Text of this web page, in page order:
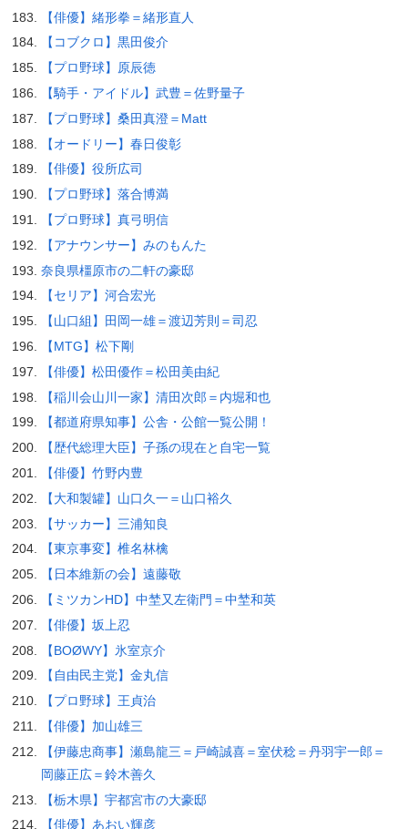
【俳優】緒形拳＝緒形直人
【コブクロ】黒田俊介
【プロ野球】原辰徳
【騎手・アイドル】武豊＝佐野量子
【プロ野球】桑田真澄＝Matt
【オードリー】春日俊彰
【俳優】役所広司
【プロ野球】落合博満
【プロ野球】真弓明信
【アナウンサー】みのもんた
奈良県橿原市の二軒の豪邸
【セリア】河合宏光
【山口組】田岡一雄＝渡辺芳則＝司忍
【MTG】松下剛
【俳優】松田優作＝松田美由紀
【稲川会山川一家】清田次郎＝内堀和也
【都道府県知事】公舎・公館一覧公開！
【歴代総理大臣】子孫の現在と自宅一覧
【俳優】竹野内豊
【大和製罐】山口久一＝山口裕久
【サッカー】三浦知良
【東京事変】椎名林檎
【日本維新の会】遠藤敬
【ミツカンHD】中埜又左衛門＝中埜和英
【俳優】坂上忍
【BOØWY】氷室京介
【自由民主党】金丸信
【プロ野球】王貞治
【俳優】加山雄三
【伊藤忠商事】瀬島龍三＝戸崎誠喜＝室伏稔＝丹羽宇一郎＝
岡藤正広＝鈴木善久
【栃木県】宇都宮市の大豪邸
【俳優】あおい輝彦